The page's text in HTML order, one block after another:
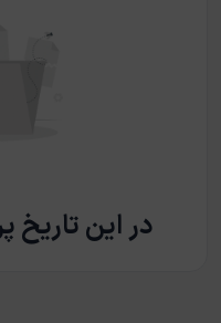
در این